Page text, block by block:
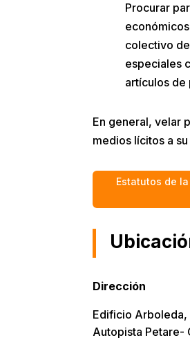
Procurar
colectivo
especiales
artículos de
En general, velar
medios lícitos a
Estatutos de
Dirección
Edificio Arboleda,
Autopista Petare-